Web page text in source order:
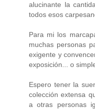
alucinante la
todos esos
Para mi los
muchas personas
exigente y
exposición... o
Espero tener la
colección extensa
a otras personas